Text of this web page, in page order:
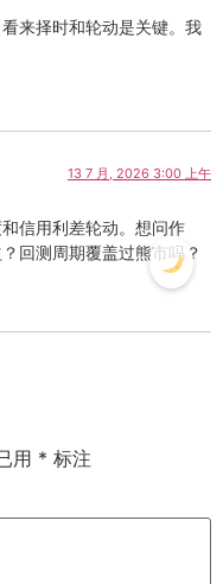
来择时和轮动是关键。我
13 7 月, 2026 3:00 上午
信用利差轮动。想问作
回测周期覆盖过熊市吗？
用 * 标注